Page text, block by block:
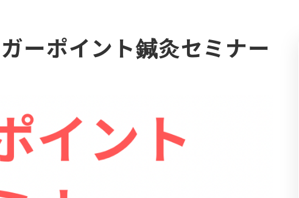
ポイント鍼灸セミナー